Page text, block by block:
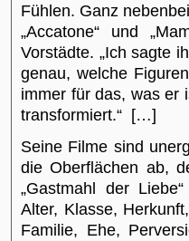
Fühlen. Ganz
„Accatone“ und
Vorstädte. „Ich sagte
genau, welche
immer für das, was er
transformiert.“ […]
Seine Filme sind
die Oberflächen ab,
„Gastmahl der
Alter, Klasse,
Familie, Ehe,